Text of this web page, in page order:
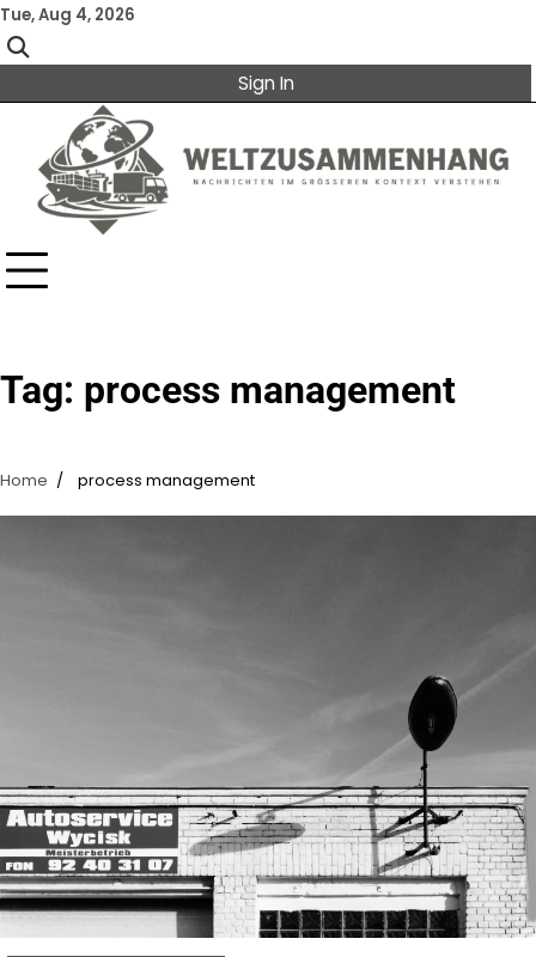
Skip
to
content
Tue, Aug 4, 2026
Sign In
Tag: process management
Home process management